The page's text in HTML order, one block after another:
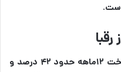
نرخ سود موثر دیجی‌شهر برای بازپرداخت ۱۲ماهه حدود ۴۲ درصد و